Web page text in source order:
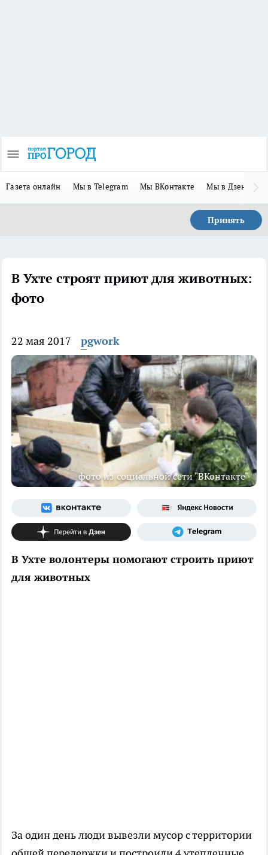
Газета онлайн Мы в Telegram Мы ВКонтакте Мы в Дзене
Принять
В Ухте строят приют для животных:
фото
22 мая 2017 pgwork
фото из социальной сети "ВКонтакте"
В Ухте волонтеры помогают строить приют
для животных
За один день люди вывезли мусор с территории